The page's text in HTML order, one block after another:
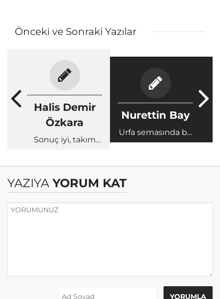
Önceki ve Sonraki Yazılar
Halis Demir
Özkara
Sonuç iyi, takım
Nurettin Bay
Urfa semasında bir
yıldız kaydı...
YAZIYA YORUM KAT